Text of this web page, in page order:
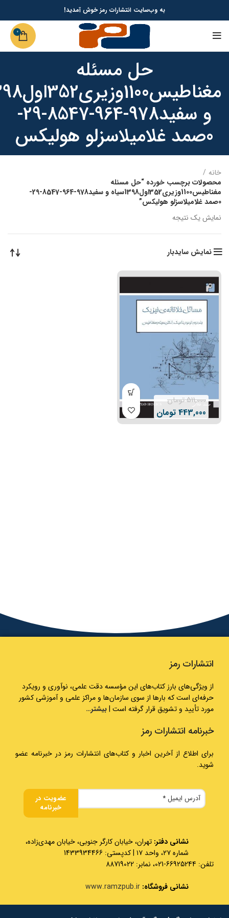
به وب‌سایت انتشارات رمز خوش آمدید!
0
حل مسئله
و سفید978-964-8547-29-
0صمد غلامیلاسزلو هولیکس
خانه
محصولات برچسب خورده “حل مسئله
مغناطیس1100وزیری352اول1398سیاه و سفید978-964-8547-29-
0صمد غلامیلاسزلو هولیکس”
نمایش یک نتیجه
نمایش سایدبار
511,000تومان
443,000 تومان
انتشارات رمز
از ویژگی‌های بارز کتاب‌های این مؤسسه دقت علمی، نوآوری و رویکرد
حرفه‌ای است که بارها از سوی سازمان‌ها و مراکز علمی و آموزشی کشور
مورد تأیید و تشویق قرار گرفته است |بیشتر…
خبرنامه انتشارات رمز
برای اطلاع از آخرین اخبار و کتاب‌های انتشارات رمز در خبرنامه عضو
شوید.
نشانی دفتر: تهران، خیابان کارگر جنوبی، خیابان مهدی‌زاده،
شماره ۲۷، واحد ۱۷ | کدپستی: 1433934466
تلفن: 66925244-021، نمابر: 88719022
نشانی فروشگاه: www.ramzpub.ir